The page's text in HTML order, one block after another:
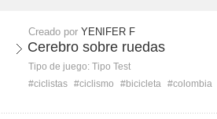
Creado por YENIFER F
Cerebro sobre ruedas
Tipo de juego: Tipo Test
#ciclistas #ciclismo #bicicleta #colombia